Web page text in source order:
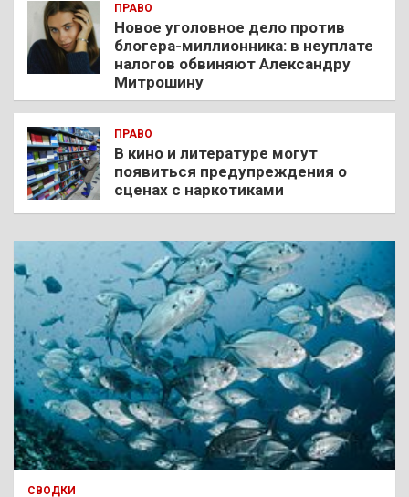
ПРАВО
Новое уголовное дело против
блогера-миллионника: в неуплате
налогов обвиняют Александру
Митрошину
ПРАВО
В кино и литературе могут
появиться предупреждения о
сценах с наркотиками
СВОДКИ